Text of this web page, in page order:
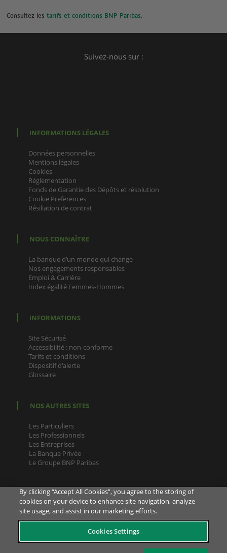
Consultez les tarifs et conditions BNP Paribas.
Suivez-nous sur :
INFORMATIONS LÉGALES
Données personnelles
Mentions légales
Cookies
Réglementation
Fonds de Garantie des Dépôts et résolution
Cookie Preferences
Résiliation de contrat
NOUS CONNAÎTRE
La banque d’un monde qui change
Nos engagements responsables
Emploi & Carrière
Index égalité Femmes-Hommes
INFORMATIONS
Site Sécurisé
Accessibilité : non-conforme
Tarifs et conditions
Dispositif d'alerte
Glossaire
NOS AUTRES SITES
Les Particuliers
Les Professionnels
Les Entreprises
La Banque Privée
Le Groupe BNP Paribas
Pour la bonne exécution de vos contrats, et en cas de
réclamations/contestations, votre Conseiller est joignable sur
sa ligne directe (appel non surtaxé). Si vous ne disposez plus
de son numéro de téléphone direct, envoyez-lui un message
By clicking “Accept All Cookies”, you agree to the storing of
cookies on your device to enhance site navigation, analyze
site usage, and assist in our marketing efforts.
Cookies Settings